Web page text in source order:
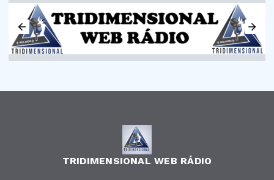
TRIDIMENSIONAL WEB RÁDIO